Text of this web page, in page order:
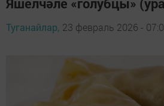
Туганайлар, 23 февраль 2026 -